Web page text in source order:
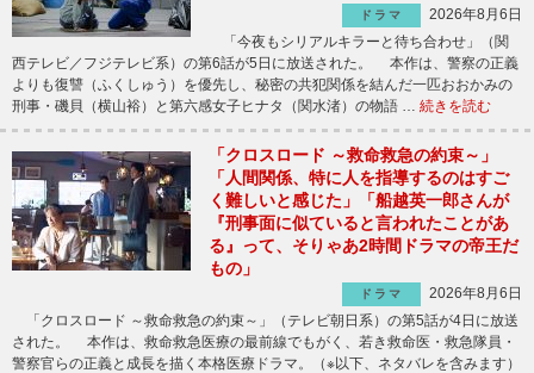
ドラマ
2026年8月6日
「今夜もシリアルキラーと待ち合わせ」（関
西テレビ／フジテレビ系）の第6話が5日に放送された。 本作は、警察の正義
よりも復讐（ふくしゅう）を優先し、秘密の共犯関係を結んだ一匹おおかみの
刑事・磯貝（横山裕）と第六感女子ヒナタ（関水渚）の物語 … 続きを読む
「クロスロード ～救命救急の約束～」
「人間関係、特に人を指導するのはすご
く難しいと感じた」「船越英一郎さんが
『刑事面に似ていると言われたことがあ
る』って、そりゃあ2時間ドラマの帝王だ
もの」
ドラマ
2026年8月6日
「クロスロード ～救命救急の約束～」（テレビ朝日系）の第5話が4日に放送
された。 本作は、救命救急医療の最前線でもがく、若き救命医・救急隊員・
警察官らの正義と成長を描く本格医療ドラマ。（※以下、ネタバレを含みます）